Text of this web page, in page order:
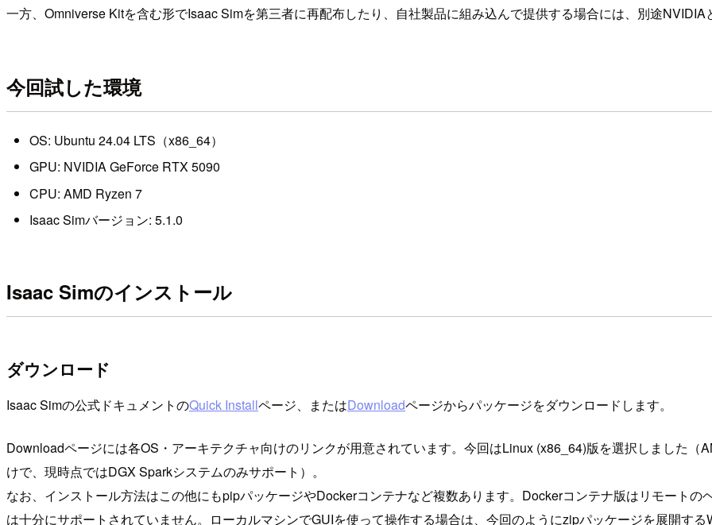
一方、Omniverse Kitを含む形でIsaac Simを第三者に再配布したり、自社製品に組み込んで提供する場合には、別途
今回試した環境
OS: Ubuntu 24.04 LTS（x86_64）
GPU: NVIDIA GeForce RTX 5090
CPU: AMD Ryzen 7
Isaac Simバージョン: 5.1.0
Isaac Simのインストール
ダウンロード
Isaac Simの公式ドキュメントのQuick Installページ、またはDownloadページからパッケージをダウンロードします。
Downloadページには各OS・アーキテクチャ向けのリンクが用意されています。今回はLinux (x86_64)版を選択しました
けで、現時点ではDGX Sparkシステムのみサポート）。
なお、インストール方法はこの他にもpipパッケージやDockerコンテナなど複数あります。Dockerコンテナ版はリモート
は十分にサポートされていません。ローカルマシンでGUIを使って操作する場合は、今回のようにzipパッケージを展開す